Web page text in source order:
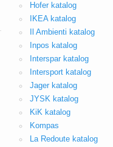
Hofer katalog
IKEA katalog
Il Ambienti katalog
Inpos katalog
Interspar katalog
Intersport katalog
Jager katalog
JYSK katalog
KiK katalog
Kompas
La Redoute katalog